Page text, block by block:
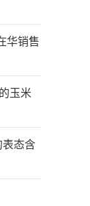
华销售
玉米
表态含